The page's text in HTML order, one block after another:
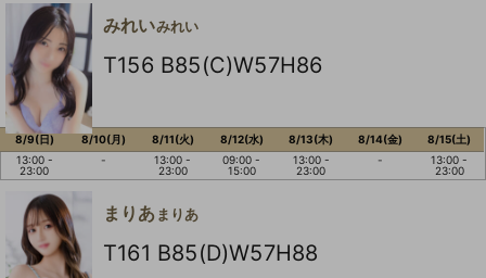
みれいみれい
T156 B85(C)W57H86
8/9(日)
13:00 -
23:00
8/10(月)
-
8/11(火)
13:00 -
23:00
8/12(水)
09:00 -
15:00
8/13(木)
13:00 -
23:00
8/14(金)
-
8/15(土)
13:00 -
23:00
まりあ まりあ
T161 B85(D)W57H88